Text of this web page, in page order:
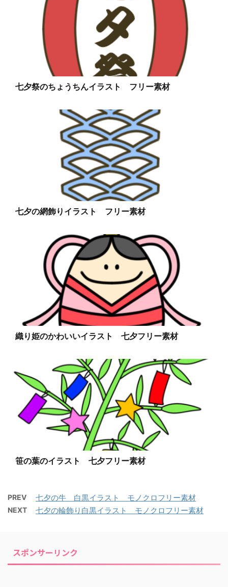
七夕祭のちょうちんイラスト フリー素材
七夕の網飾りイラスト フリー素材
織り姫のかわいいイラスト 七夕フリー素材
笹の葉のイラスト 七夕フリー素材
PREV 七夕の牛 白黒イラスト モノクロフリー素材
NEXT 七夕の輪飾り白黒イラスト モノクロフリー素材
スポンサーリンク